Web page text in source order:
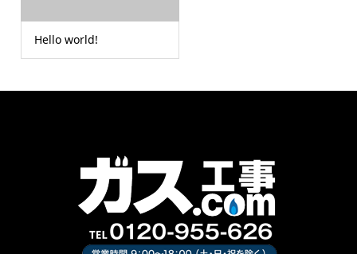
Hello world!